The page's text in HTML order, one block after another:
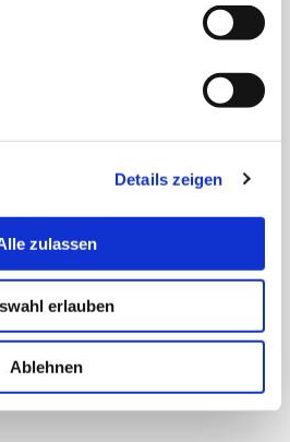
Details zeigen
zulassen
erlauben
Ablehnen
ABFLUGHAFEN